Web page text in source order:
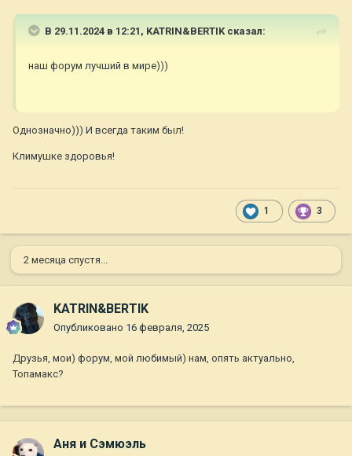
В 29.11.2024 в 12:21, KATRIN&BERTIKсказал:
наш форум лучший в мире)))
Однозначно))) И всегда таким был!
Климушке здоровья!
1 3
2 месяца спустя...
KATRIN&BERTIK
Опубликовано 16 февраля, 2025
Друзья, мои) форум, мой любимый) нам, опять актуально,
Топамакс?
Аня и Сэмюэль